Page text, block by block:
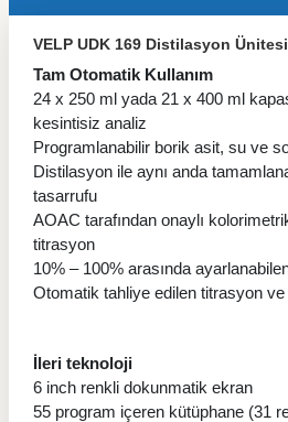
VELP UDK 169 Distilasyon Ünitesi
Tam Otomatik Kullanım
24 x 250 ml yada 21 x 400 ml
kesintisiz analiz
Programlanabilir borik asit, su ve
Distilasyon ile aynı anda
tasarrufu
AOAC tarafından onaylı
titrasyon
10% – 100% arasında
Otomatik tahliye edilen titrasyon
İleri teknoloji
6 inch renkli dokunmatik ekran
55 program içeren kütüphane (31